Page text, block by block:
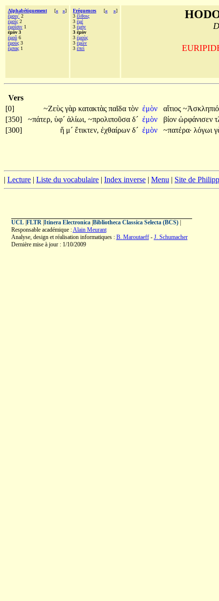
Alphabétiquement [« »]
ἔμοιγ´ 2
ἐμοῖς 2
ἐμοῖσιν 1
ἐμὸν 3
ἐμοῦ 6
ἐμοὺς 3
ἔμπας 1
Fréquences [« »]
3 ἔλθοις
3 ἐμέ
3 ἐμήν
3 ἐμὸν
3 ἐμοὺς
3 ἐμῶν
3 ἐπεὶ
Vers
[0]
~Ζεὺς γὰρ κατακτὰς παῖδα τὸν ἐμὸν αἴτιος
[350]
~πάτερ, ὑφ´ ἁλίωι, ~προλιποῦσα δ´ ἐμὸν βίον ὠρφάνισεν
[300]
ἥ μ´ ἔτικτεν, ἐχθαίρων δ´ ἐμὸν ~πατέρα· λόγωι
| Lecture | Liste du vocabulaire | Index inverse | Menu | Site de
UCL| FLTR| Itinera Electronica| Bibliotheca Classica Selecta (BCS)|
Responsable académique :Alain Meurant
Analyse, design et réalisation informatiques : B. Maroutaeff- J. Schumacher
Dernière mise à jour : 1/10/2009